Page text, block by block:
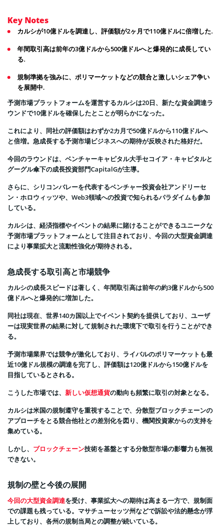
Key Notes
カルシが10億ドルを調達し、評価額が2ヶ月で110億ドルに倍増した.
年間取引高は前年の3億ドルから500億ドルへと爆発的に成長してい
る.
規制準拠を強みに、ポリマーケットなどの競合と激しいシェア争い
を展開中.
予測市場プラットフォームを運営するカルシは20日、新たな資金調達ラ
ウンドで10億ドルを確保したとことが明らかになった。
これにより、同社の評価額はわずか2カ月で50億ドルから110億ドルへ
と倍増。急成長する予測市場ビジネスへの期待が反映された格好だ。
今回のラウンドは、ベンチャーキャピタル大手セコイア・キャピタルと
グーグル傘下の成長投資部門CapitalGが主導。
さらに、シリコンバレーを代表するベンチャー投資会社アンドリーセ
ン・ホロウィッツや、Web3領域への投資で知られるパラダイムも参加
している。
カルシは、経済指標やイベントの結果に賭けることができるユニークな
予測市場プラットフォームとして注目されており、今回の大型資金調達
により事業拡大と流動性強化が期待される。
急成長する取引高と市場競争
カルシの成長スピードは著しく、年間取引高は前年の約3億ドルから500
億ドルへと爆発的に増加した。
同社は現在、世界140カ国以上でイベント契約を提供しており、ユーザ
ーは現実世界の結果に対して規制された環境下で取引を行うことができ
る。
予測市場業界では競争が激化しており、ライバルのポリマーケットも最
近10億ドル規模の調達を完了し、評価額は120億ドルから150億ドルを
目指しているとされる。
こうした市場では、 新しい仮想通貨の動向も頻繁に取引の対象となる。
カルシは米国の規制遵守を重視することで、分散型ブロックチェーンの
アプローチをとる競合他社との差別化を図り、機関投資家からの支持を
集めている。
しかし、 ブロックチェーン技術を基盤とする分散型市場の影響力も無視
できない。
規制の壁と今後の展開
今回の大型資金調達を受け、事業拡大への期待は高まる一方で、規制面
での課題も残っている。マサチューセッツ州などで訴訟や法的懸念が浮
上しており、各州の規制当局との調整が続いている。